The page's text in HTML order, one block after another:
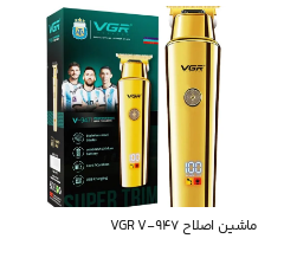
ماشین اصلاح VGR V-947